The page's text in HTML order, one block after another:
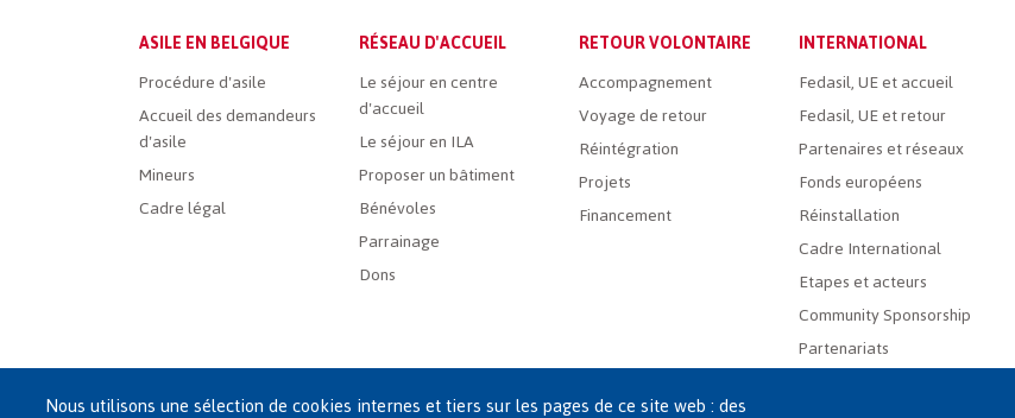
Main
French
Menu
ASILE EN BELGIQUE
Procédure d'asile
Accueil des demandeurs
d'asile
Mineurs
Cadre légal
RÉSEAU D'ACCUEIL
Le séjour en centre
d'accueil
Le séjour en ILA
Proposer un bâtiment
Bénévoles
Parrainage
Dons
RETOUR VOLONTAIRE
Accompagnement
Voyage de retour
Réintégration
Projets
Financement
INTERNATIONAL
Fedasil, UE et accueil
Fedasil, UE et retour
Partenaires et réseaux
Fonds européens
Réinstallation
Cadre International
Etapes et acteurs
Community Sponsorship
Partenariats
Nous utilisons une sélection de cookies internes et tiers sur les pages de ce site web : des